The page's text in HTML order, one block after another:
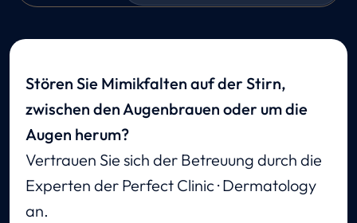
Stören Sie Mimikfalten auf der Stirn,
zwischen den Augenbrauen oder um die
Augen herum?
Vertrauen Sie sich der Betreuung durch die
Experten der Perfect Clinic · Dermatology
an.